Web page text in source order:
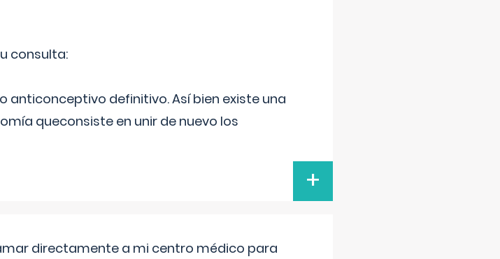
consulta:
anticonceptivo definitivo. Así bien existe una
queconsiste en unir de nuevo los
+
directamente a mi centro médico para